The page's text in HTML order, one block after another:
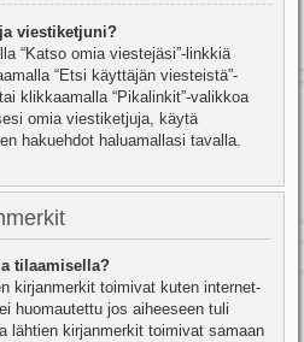
viestiketjuni?
“Katso omia viestejäsi”-linkkiä
“Etsi käyttäjän viesteistä”-
klikkaamalla “Pikalinkit”-valikkoa
omia viestiketjuja, käytä
hakuehdot haluamallasi tavalla.
tilaamisella?
kirjanmerkit toimivat kuten internet-
huomautettu jos aiheeseen tuli
lähtien kirjanmerkit toimivat samaan